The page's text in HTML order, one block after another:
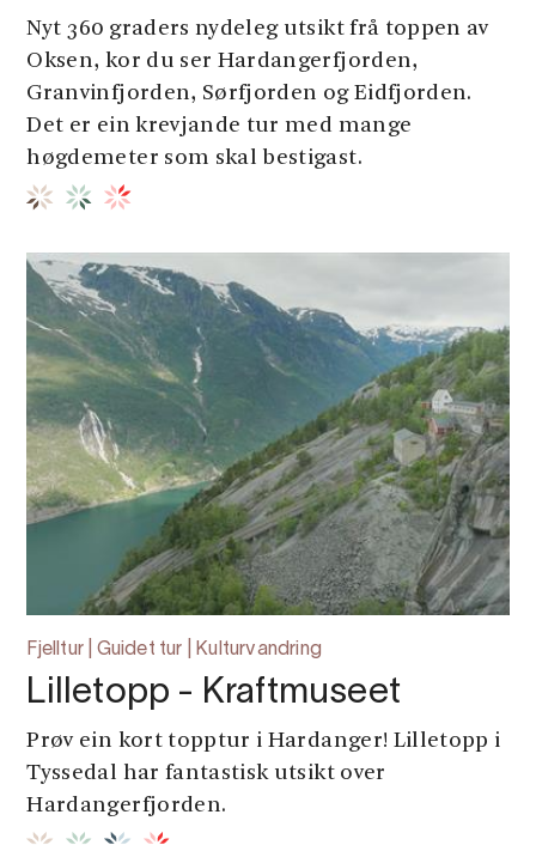
Nyt 360 graders nydeleg utsikt frå toppen av
Oksen, kor du ser Hardangerfjorden,
Granvinfjorden, Sørfjorden og Eidfjorden.
Det er ein krevjande tur med mange
høgdemeter som skal bestigast.
Fjelltur | Guidet tur | Kulturvandring
Lilletopp - Kraftmuseet
Prøv ein kort topptur i Hardanger! Lilletopp i
Tyssedal har fantastisk utsikt over
Hardangerfjorden.